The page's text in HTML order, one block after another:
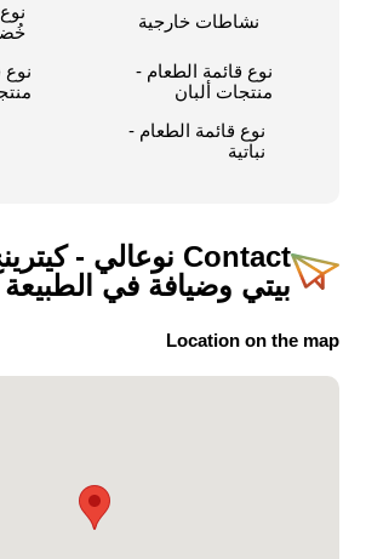
نشاطات خارجية
نوع قائمة الطعام -
منتجات ألبان
نوع
نوع قائمة الطعام -
نباتية
Contact نوعالي -
بيتي وضيافة في الطبيعة
Location on the map